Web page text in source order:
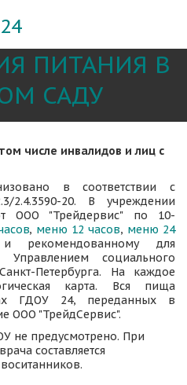
ПИТАНИЯ В
САДУ
числе инвалидов и лиц с
в соответствии с
2.4.3590-20. В учреждении
ООО "Трейдервис" по 10-
, меню 12 часов, меню 24
рекомендованному для
социального
Петербурга. На каждое
карта. Вся пища
ГДОУ 24, переданных в
ООО "ТрейдСервис".
не предусмотрено. При
составляется